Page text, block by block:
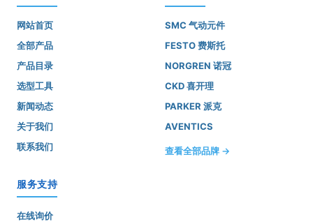
网站首页
全部产品
产品目录
选型工具
新闻动态
关于我们
联系我们
SMC 气动元件
FESTO 费斯托
NORGREN 诺冠
CKD 喜开理
PARKER 派克
AVENTICS
查看全部品牌 →
服务支持
在线询价